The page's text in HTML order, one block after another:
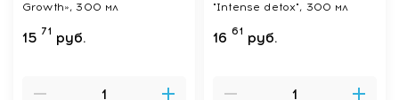
Growth», 300 мл
15 71 руб.
"Intense detox", 300 мл
16 61 руб.